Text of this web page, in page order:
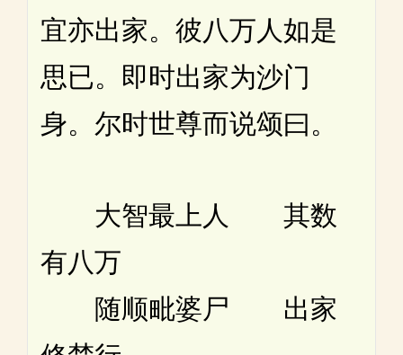
宜亦出家。彼八万人如是
思已。即时出家为沙门
身。尔时世尊而说颂曰。
大智最上人 其数
有八万
随顺毗婆尸 出家